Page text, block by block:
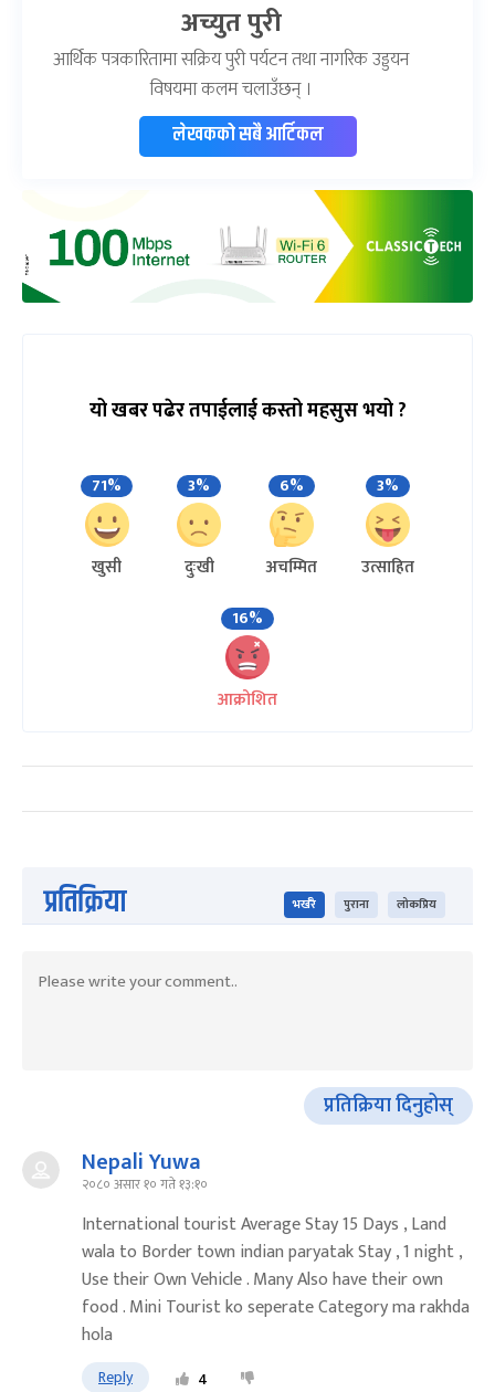
अच्युत पुरी
आर्थिक पत्रकारितामा सक्रिय पुरी पर्यटन तथा नागरिक उड्डयन
विषयमा कलम चलाउँछन् ।
लेखकको सबै आर्टिकल
यो खबर पढेर तपाईलाई कस्तो महसुस भयो ?
71%
खुसी
3%
दुःखी
6%
अचम्मित
3%
उत्साहित
16%
आक्रोशित
प्रतिक्रिया भर्खरै पुराना लोकप्रिय
प्रतिक्रिया दिनुहोस्
Nepali Yuwa
२०८० असार १० गते १३:१०
International tourist Average Stay 15 Days , Land
wala to Border town indian paryatak Stay , 1 night ,
Use their Own Vehicle . Many Also have their own
food . Mini Tourist ko seperate Category ma rakhda
hola
Reply 4